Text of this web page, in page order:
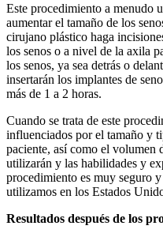
Este procedimiento a menudo
aumentar el tamaño de los
cirujano plástico haga
los senos o a nivel de la axila
los senos, ya sea detrás o
insertarán los implantes de
más de 1 a 2 horas.
Cuando se trata de este
influenciados por el tamaño y
paciente, así como el volumen
utilizarán y las habilidades y
procedimiento es muy seguro
utilizamos en los Estados
Resultados después de los